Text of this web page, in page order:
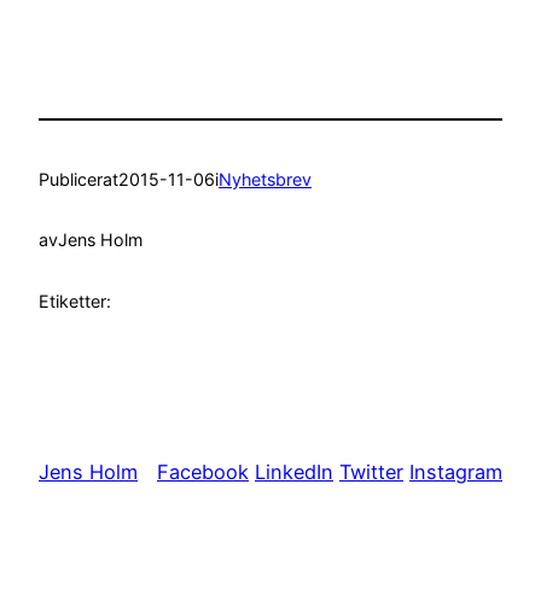
Publicerat2015-11-06iNyhetsbrev
avJens Holm
Etiketter:
Jens Holm Facebook LinkedIn Twitter Instagram